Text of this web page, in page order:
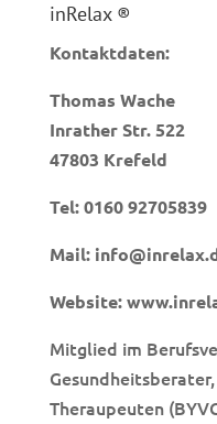
inRelax ®
Kontaktdaten:
Thomas Wache
Inrather Str. 522
47803 Krefeld
Tel:0160 92705839
Mail:
Website:
Mitglied im
Theraupeuten